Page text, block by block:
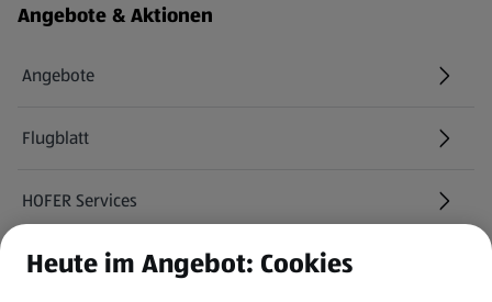
Angebote & Aktionen
Angebote
Flugblatt
HOFER Services
Newsletter
Heute im Angebot: Cookies